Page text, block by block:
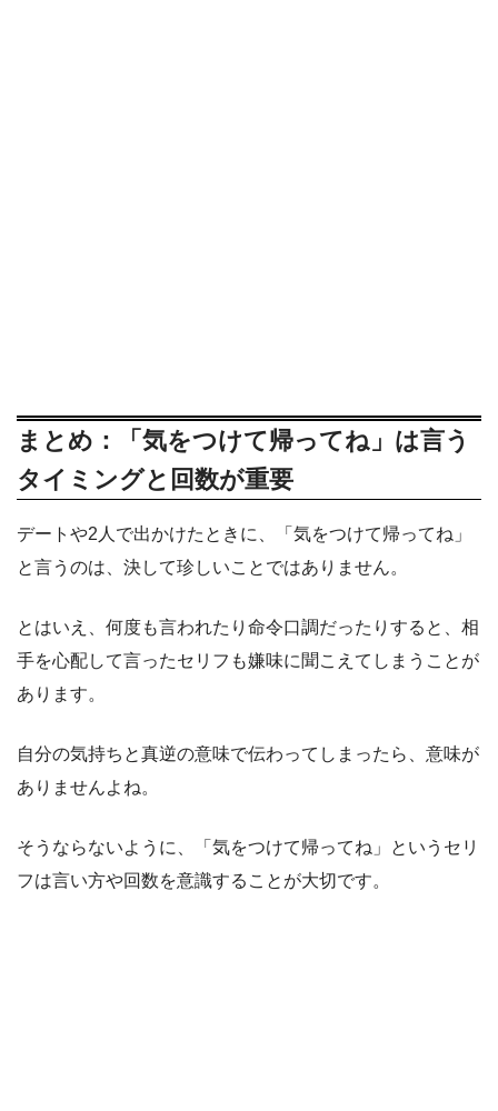
まとめ：「気をつけて帰ってね」は言う
タイミングと回数が重要
デートや2人で出かけたときに、「気をつけて帰ってね」
と言うのは、決して珍しいことではありません。
とはいえ、何度も言われたり命令口調だったりすると、相
手を心配して言ったセリフも嫌味に聞こえてしまうことが
あります。
自分の気持ちと真逆の意味で伝わってしまったら、意味が
ありませんよね。
そうならないように、「気をつけて帰ってね」というセリ
フは言い方や回数を意識することが大切です。